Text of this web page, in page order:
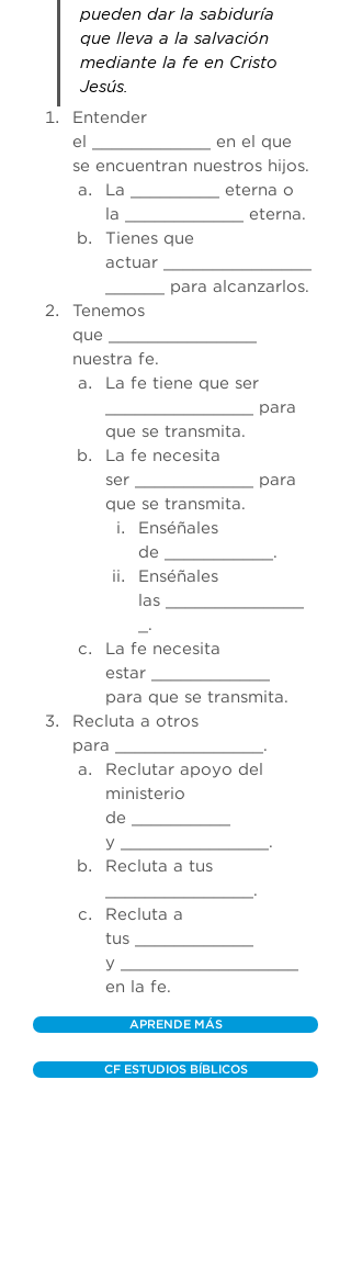
pueden dar la sabiduría
que lleva a la salvación
mediante la fe en Cristo
Jesús.
Entender
el ____________ en el que
se encuentran nuestros hijos.
La _________ eterna o
la ____________ eterna.
Tienes que
actuar _______________
______ para alcanzarlos.
Tenemos
que _______________
nuestra fe.
La fe tiene que ser
_______________ para
que se transmita.
La fe necesita
ser ____________ para
que se transmita.
Enséñales
de ___________.
Enséñales
las ______________
_.
La fe necesita
estar ____________
para que se transmita.
Recluta a otros
para _______________.
Reclutar apoyo del
ministerio
de __________
y _______________.
Recluta a tus
_______________.
Recluta a
tus ____________
y __________________
en la fe.
APRENDE MÁS
CF ESTUDIOS BÍBLICOS